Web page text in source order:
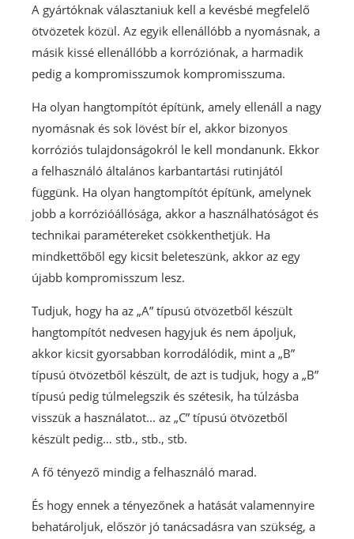
A gyártóknak választaniuk kell a kevésbé megfelelő
ötvözetek közül. Az egyik ellenállóbb a nyomásnak, a
másik kissé ellenállóbb a korróziónak, a harmadik
pedig a kompromisszumok kompromisszuma.
Ha olyan hangtompítót építünk, amely ellenáll a nagy
nyomásnak és sok lövést bír el, akkor bizonyos
korróziós tulajdonságokról le kell mondanunk. Ekkor
a felhasználó általános karbantartási rutinjától
függünk. Ha olyan hangtompítót építünk, amelynek
jobb a korrózióállósága, akkor a használhatóságot és
technikai paramétereket csökkenthetjük. Ha
mindkettőből egy kicsit beleteszünk, akkor az egy
újabb kompromisszum lesz.
Tudjuk, hogy ha az „A” típusú ötvözetből készült
hangtompítót nedvesen hagyjuk és nem ápoljuk,
akkor kicsit gyorsabban korrodálódik, mint a „B”
típusú ötvözetből készült, de azt is tudjuk, hogy a „B”
típusú pedig túlmelegszik és szétesik, ha túlzásba
visszük a használatot... az „C” típusú ötvözetből
készült pedig… stb., stb., stb.
A fő tényező mindig a felhasználó marad.
És hogy ennek a tényezőnek a hatását valamennyire
behatároljuk, először jó tanácsadásra van szükség, a